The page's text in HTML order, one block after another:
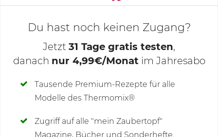
Deine Notizen
Du hast noch keinen Zugang?
Jetzt 31 Tage gratis testen,
danach nur 4,99€/Monat im Jahresabo
Tausende Premium-Rezepte für alle
Modelle des Thermomix®
Zugriff auf alle "mein Zaubertopf"
Magazine, Bücher und Sonderhefte.